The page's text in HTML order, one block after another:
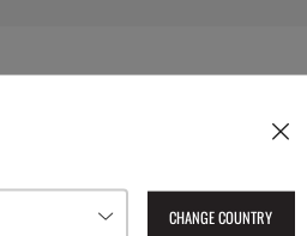
CHANGE COUNTRY